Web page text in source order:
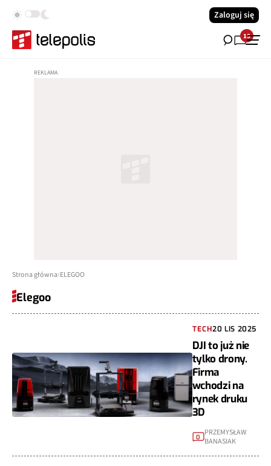
Zaloguj się
13
Strona główna ELEGOO
Elegoo
TECH20 LIS 2025
DJI to już nie
tylko drony.
Firma
wchodzi na
rynek druku
3D
0 PRZEMYSŁAW
BANASIAK